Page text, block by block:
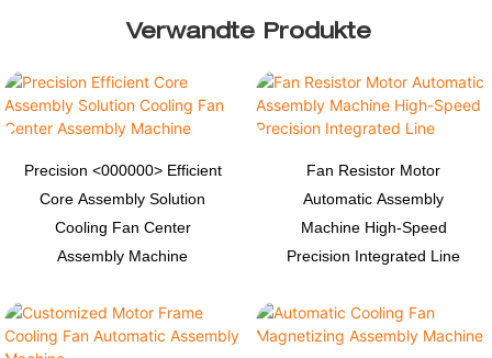
Verwandte Produkte
Precision <000000> Efficient
Core Assembly Solution
Cooling Fan Center
Assembly Machine
Fan Resistor Motor
Automatic Assembly
Machine High-Speed
Precision Integrated Line